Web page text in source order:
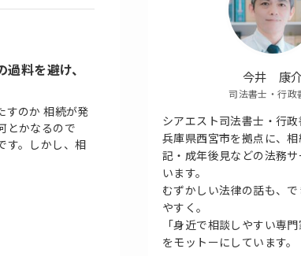
料を避け、
すのか 相続が発
とかなるので
す。しかし、相
今井 康
司法書士・行政
シアエスト司法書士・行
兵庫県西宮市を拠点に、
記・成年後見などの法務
います。
むずかしい法律の話も、
やすく。
「身近で相談しやすい専
をモットーにしています。